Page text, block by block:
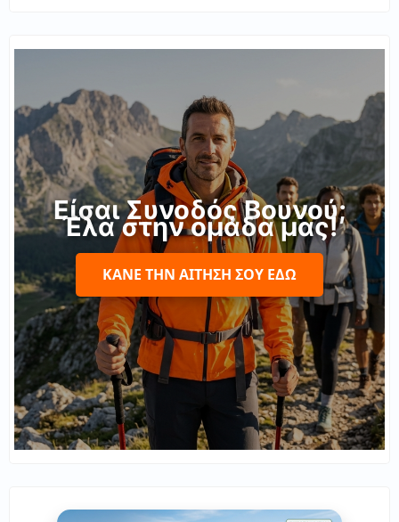
Είσαι Συνοδός Βουνού;
Έλα στην ομάδα μας!
ΚΆΝΕ ΤΗΝ ΑΊΤΗΣΉ ΣΟΥ ΕΔΏ